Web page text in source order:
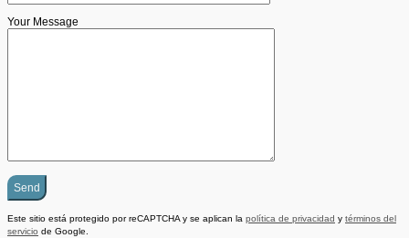
Your Message
Este sitio está protegido por reCAPTCHA y se aplican la política de privacidad y términos del
servicio de Google.